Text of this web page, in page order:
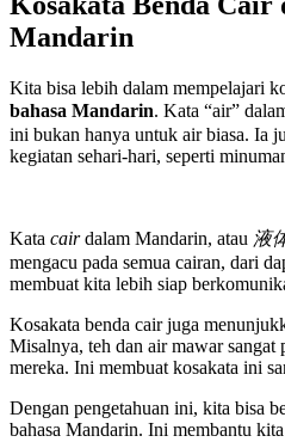
Mandarin
Kita bisa lebih dalam mempelajari
bahasa Mandarin. Kata “air”
ini bukan hanya untuk air biasa. Ia
kegiatan sehari-hari, seperti
Kata cairdalam Mandarin, atau 液
mengacu pada semua cairan, dari
membuat kita lebih siap
Kosakata benda cair juga
Misalnya, teh dan air mawar sangat
mereka. Ini membuat kosakata ini
Dengan pengetahuan ini, kita bisa
bahasa Mandarin. Ini membantu